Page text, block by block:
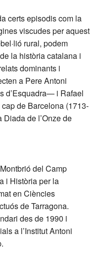
certs episodis com la
viscudes per aquest
rural, podem
la història catalana i
dominants i
a Pere Antoni
d’Esquadra— i Rafael
de Barcelona (1713-
de l’Onze de
del Camp
i Història per la
en Ciències
de Tarragona.
des de 1990 i
a l’Institut Antoni